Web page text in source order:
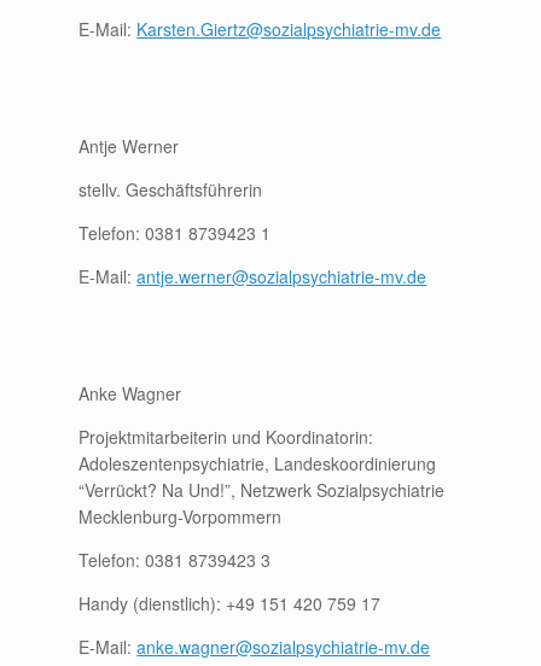
E-Mail: Karsten.Giertz@sozialpsychiatrie-mv.de
Antje Werner
stellv. Geschäftsführerin
Telefon: 0381 8739423 1
E-Mail:antje.werner@sozialpsychiatrie-mv.de
Anke Wagner
Projektmitarbeiterin und Koordinatorin:
Adoleszentenpsychiatrie, Landeskoordinierung
“Verrückt? Na Und!”, Netzwerk Sozialpsychiatrie
Mecklenburg-Vorpommern
Telefon: 0381 8739423 3
Handy (dienstlich): +49 151 420 759 17
E-Mail:anke.wagner@sozialpsychiatrie-mv.de